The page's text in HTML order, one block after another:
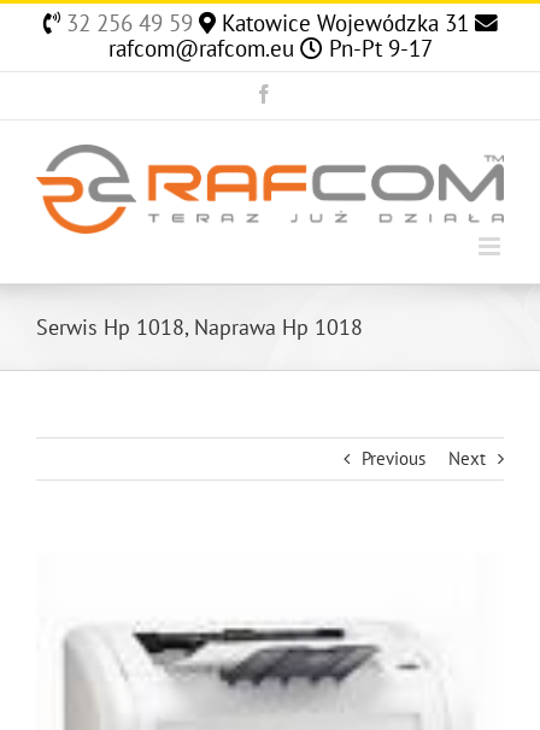
Skip
32 256 49 59
Katowice Wojewódzka 31
rafcom@rafcom.eu
Pn-Pt 9-17
Serwis Hp 1018, Naprawa Hp 1018
Previous Next